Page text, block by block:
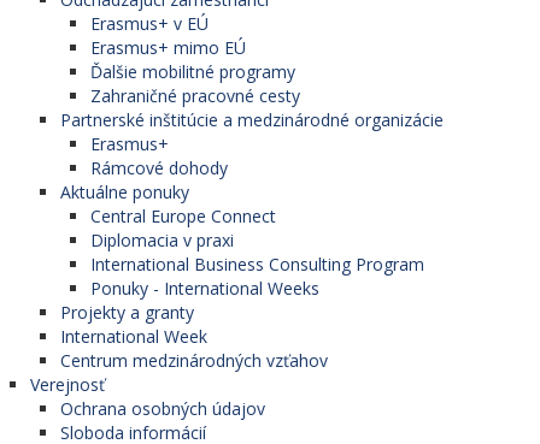
Erasmus+ v EÚ
Erasmus+ mimo EÚ
Ďalšie mobilitné programy
Zahraničné pracovné cesty
Partnerské inštitúcie a medzinárodné organizácie
Erasmus+
Rámcové dohody
Aktuálne ponuky
Central Europe Connect
Diplomacia v praxi
International Business Consulting Program
Ponuky - International Weeks
Projekty a granty
International Week
Centrum medzinárodných vzťahov
Verejnosť
Ochrana osobných údajov
Sloboda informácií